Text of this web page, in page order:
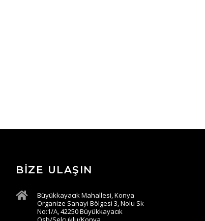
BIZE ULAŞIN
Büyükkayacık Mahallesi, Konya
Organize Sanayi Bölgesi 3, Nolu Sk
No:1/A, 42250 Büyükkayacık